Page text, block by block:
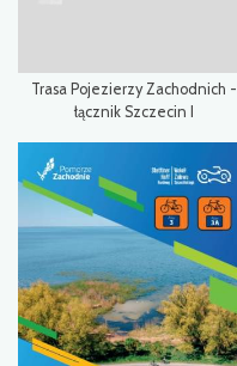
Trasa Pojezierzy Zachodnich -
łącznik Szczecin I